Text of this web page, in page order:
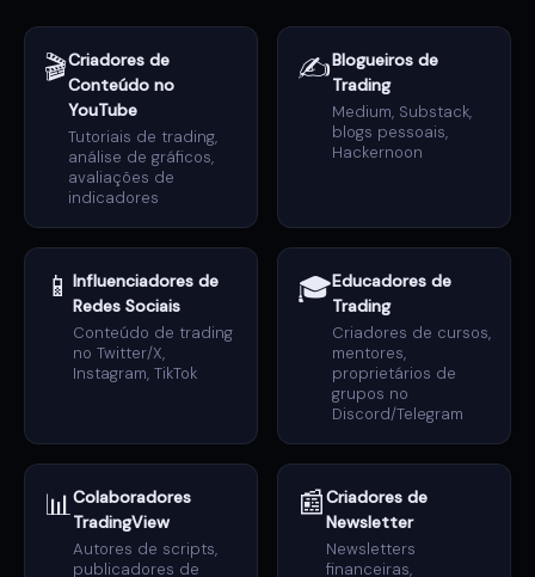
🎬Criadores de
Conteúdo no
YouTube
Tutoriais de trading,
análise de gráficos,
avaliações de
indicadores
✍️Blogueiros de
Trading
Medium, Substack,
blogs pessoais,
Hackernoon
📱 Influenciadores de
Redes Sociais
Conteúdo de trading
no Twitter/X,
Instagram, TikTok
🎓Educadores de
Trading
Criadores de cursos,
mentores,
proprietários de
grupos no
Discord/Telegram
📊Colaboradores
TradingView
Autores de scripts,
publicadores de
📰Criadores de
Newsletter
Newsletters
financeiras,